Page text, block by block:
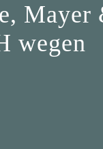
Mayer
wegen